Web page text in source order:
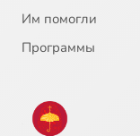
Им помогли
Программы